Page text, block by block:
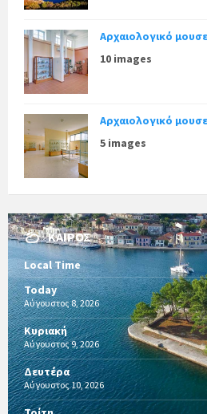
Αρχαιολογικό
10 images
Αρχαιολογικό
5 images
ΚΑΙΡΌΣ
Local Time
Today
Αύγουστος 8, 2026
Κυριακή
Αύγουστος 9, 2026
Δευτέρα
Αύγουστος 10, 2026